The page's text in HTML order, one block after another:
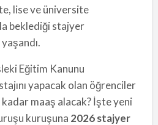
lise ve üniversite
beklediği stajyer
Eğitim Kanunu
yapacak olan öğrenciler
kadar maaş alacak? İşte yeni
kuruşuna 2026 stajyer